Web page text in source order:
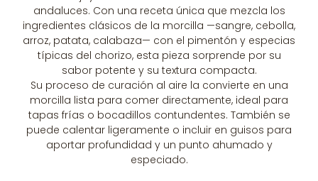
andaluces. Con una receta única que mezcla los
ingredientes clásicos de la morcilla —sangre, cebolla,
arroz, patata, calabaza— con el pimentón y especias
típicas del chorizo, esta pieza sorprende por su
sabor potente y su textura compacta.
Su proceso de curación al aire la convierte en una
morcilla lista para comer directamente, ideal para
tapas frías o bocadillos contundentes. También se
puede calentar ligeramente o incluir en guisos para
aportar profundidad y un punto ahumado y
especiado.